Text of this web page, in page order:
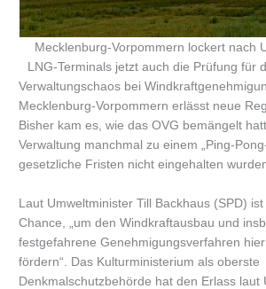
Mecklenburg-Vorpommern lockert nach
LNG-Terminals jetzt auch die Prüfung für
Verwaltungschaos bei
Mecklenburg-Vorpommern erlässt neue
Bisher kam es, wie das OVG bemängelt
Verwaltung manchmal zu einem „Ping-
gesetzliche Fristen nicht eingehalten
Laut Umweltminister Till Backhaus (SPD)
Chance, „um den Windkraftausbau und
festgefahrene Genehmigungsverfahren
fördern“. Das Kulturministerium als oberste
Denkmalschutzbehörde hat den Erlass laut